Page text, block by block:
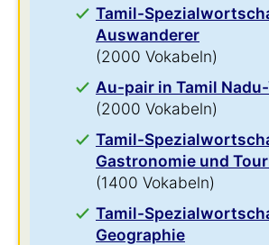
Tamil-
Auswanderer
(2000 Vokabeln)
Au-pair in Tamil
(2000 Vokabeln)
Tamil-
Gastronomie und
(1400 Vokabeln)
Tamil-
Geographie